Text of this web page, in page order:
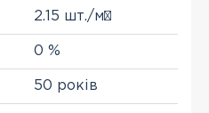
2.15 шт./м²
0 %
50 років